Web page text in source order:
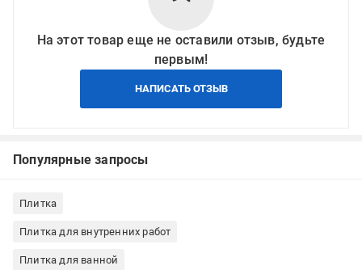
На этот товар еще не оставили отзыв, будьте
первым!
НАПИСАТЬ ОТЗЫВ
Популярные запросы
Плитка
Плитка для внутренних работ
Плитка для ванной